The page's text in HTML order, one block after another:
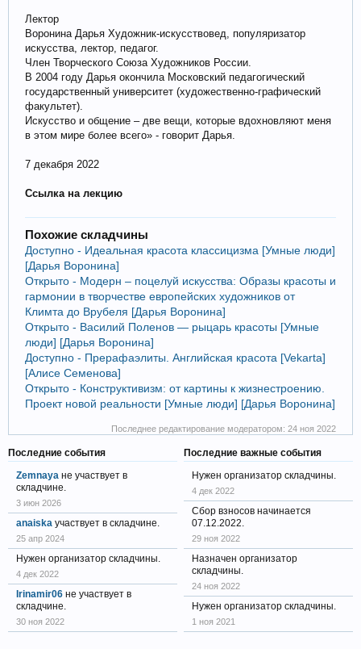
Лектор
Воронина Дарья Художник-искусствовед, популяризатор
искусства, лектор, педагог.
Член Творческого Союза Художников России.
В 2004 году Дарья окончила Московский педагогический
государственный университет (художественно-графический
факультет).
Искусство и общение – две вещи, которые вдохновляют меня
в этом мире более всего» - говорит Дарья.
7 декабря 2022
Ссылка на лекцию
Похожие складчины
Доступно - Идеальная красота классицизма [Умные люди]
[Дарья Воронина]
Открыто - Модерн – поцелуй искусства: Образы красоты и
гармонии в творчестве европейских художников от
Климта до Врубеля [Дарья Воронина]
Открыто - Василий Поленов — рыцарь красоты [Умные
люди] [Дарья Воронина]
Доступно - Прерафаэлиты. Английская красота [Vekarta]
[Алисе Семенова]
Открыто - Конструктивизм: от картины к жизнестроению.
Проект новой реальности [Умные люди] [Дарья Воронина]
Последнее редактирование модератором: 24 ноя 2022
Последние события
Zemnaya не участвует в
складчине.
3 июн 2026
anaiska участвует в складчине.
25 апр 2024
Нужен организатор складчины.
4 дек 2022
Irinamir06 не участвует в
складчине.
30 ноя 2022
Последние важные события
Нужен организатор складчины.
4 дек 2022
Сбор взносов начинается
07.12.2022.
29 ноя 2022
Назначен организатор
складчины.
24 ноя 2022
Нужен организатор складчины.
1 ноя 2021